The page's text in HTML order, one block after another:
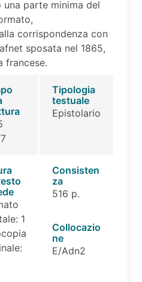
parte minima del
corrispondenza con
sposata nel 1865,
francese.
Tipologia
testuale
Epistolario
1
Consisten
za
516 p.
Collocazio
ne
E/Adn2